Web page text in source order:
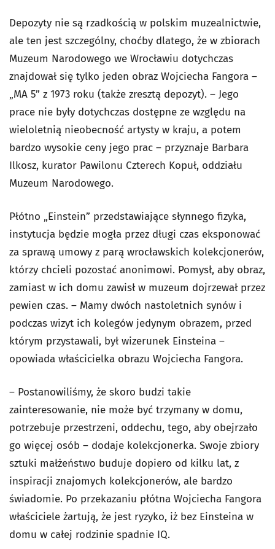
Depozyty nie są rzadkością w polskim muzealnictwie,
ale ten jest szczególny, choćby dlatego, że w zbiorach
Muzeum Narodowego we Wrocławiu dotychczas
znajdował się tylko jeden obraz Wojciecha Fangora –
„MA 5” z 1973 roku (także zresztą depozyt). – Jego
prace nie były dotychczas dostępne ze względu na
wieloletnią nieobecność artysty w kraju, a potem
bardzo wysokie ceny jego prac – przyznaje Barbara
Ilkosz, kurator Pawilonu Czterech Kopuł, oddziału
Muzeum Narodowego.
Płótno „Einstein” przedstawiające słynnego fizyka,
instytucja będzie mogła przez długi czas eksponować
za sprawą umowy z parą wrocławskich kolekcjonerów,
którzy chcieli pozostać anonimowi. Pomysł, aby obraz,
zamiast w ich domu zawisł w muzeum dojrzewał przez
pewien czas. – Mamy dwóch nastoletnich synów i
podczas wizyt ich kolegów jedynym obrazem, przed
którym przystawali, był wizerunek Einsteina –
opowiada właścicielka obrazu Wojciecha Fangora.
– Postanowiliśmy, że skoro budzi takie
zainteresowanie, nie może być trzymany w domu,
potrzebuje przestrzeni, oddechu, tego, aby obejrzało
go więcej osób – dodaje kolekcjonerka. Swoje zbiory
sztuki małżeństwo buduje dopiero od kilku lat, z
inspiracji znajomych kolekcjonerów, ale bardzo
świadomie. Po przekazaniu płótna Wojciecha Fangora
właściciele żartują, że jest ryzyko, iż bez Einsteina w
domu w całej rodzinie spadnie IQ.